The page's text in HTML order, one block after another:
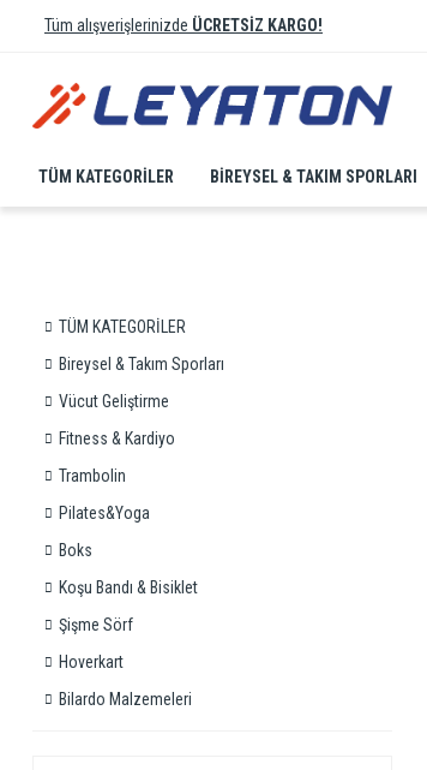
Tüm alışverişlerinizde ÜCRETSİZ KARGO!
TÜM KATEGORİLER BIREYSEL & TAKIM SPORLARI
TÜM KATEGORİLER
Bireysel & Takım Sporları
Vücut Geliştirme
Fitness & Kardiyo
Trambolin
Pilates&Yoga
Boks
Koşu Bandı & Bisiklet
Şişme Sörf
Hoverkart
Bilardo Malzemeleri